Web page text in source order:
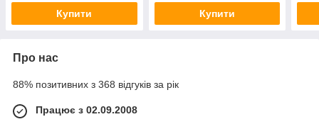
Купити Купити
Про нас
88% позитивних з 368 відгуків за рік
Працює з 02.09.2008